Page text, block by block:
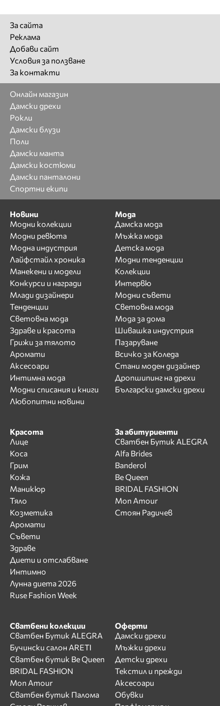
За сайта
Реклама
Добави сайт
Условия за ползване
За контакти
Онлайн магазин
Дамски дрехи
Рокли
Дамски блузи
Поли
Дамски манта
Дамски костюми
Дамски панталони
Спортни екипи
Новини
Модни колекции
Модни ревюта
Модна индустрия
Лайфстайл хроника
Манекени и модели
Конкурси и награди
Млади дизайнери
Тенденции
Световна мода
Здраве и красота
Грижи за тялото
Аромати
Аксесоари
Интимна мода
Модни списания и книги
Любопитни новини
Мода
Дамска мода
Мъжка мода
Детска мода
Модни тенденции
Колекции
Интервю
Модни съвети
Световна мода
Мода за дома
Шивашка индустрия
Пазаруване
Всичко за Коледа
Стани моден дизайнер
Дропшипинг на дрехи
Български дамски дрехи
Красота
Лице
Коса
Грим
Кожа
Маникюр
Тяло
Козметика
Аромати
Съвети
Здраве
Диети и отслабване
Интимно
Лунна диета 2026
Ruse Fashion Week
За абитуриенти
Сватбен Бутик ALEGRA
Alfa Brides
Banderol
Be Queen
BRIDAL FASHION
Mon Amour
Стоян Радичев
Сватбени колекции
Сватбен Бутик ALEGRA
Бучински салон ARETI
Сватбен бутик Be Queen
BRIDAL FASHION
Mon Amour
Сватбен бутик Палома
Оферти
Дамски дрехи
Мъжки дрехи
Детски дрехи
Текстил и прежди
Аксесоари
Обувки